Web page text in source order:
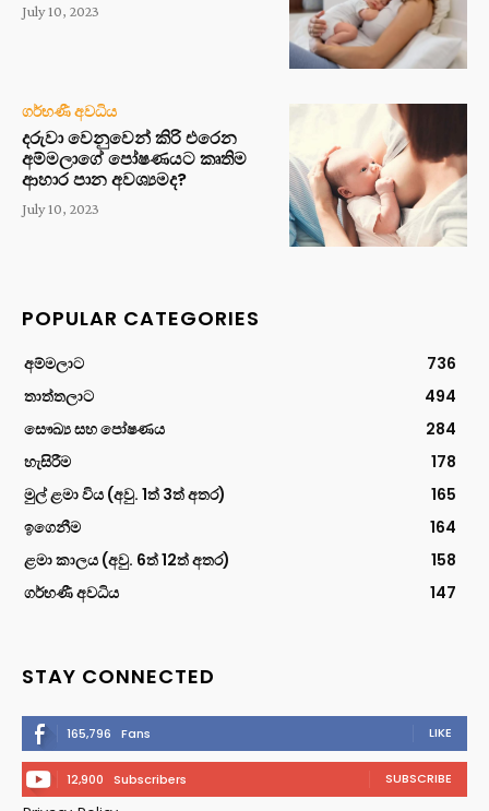
July 10, 2023
ගර්භණී අවධිය
දරුවා වෙනුවෙන් කිරි එරෙන
අම්මලාගේ පෝෂණයට කෘතිම
ආහාර පාන අවශ්‍යමද?
July 10, 2023
POPULAR CATEGORIES
අම්මලාට
736
තාත්තලාට
494
සෞඛ්‍ය සහ පෝෂණය
284
හැසිරීම
178
මුල් ළමා විය (අවු. 1ත් 3ත් අතර)
165
ඉගෙනීම
164
ළමා කාලය (අවු. 6ත් 12ත් අතර)
158
ගර්භණී අවධිය
147
STAY CONNECTED
165,796 Fans LIKE
12,900 Subscribers SUBSCRIBE